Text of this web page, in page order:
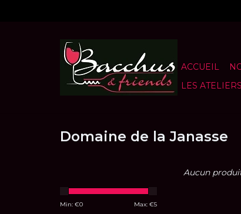
ACCUEIL
LES
Domaine de la Janasse
Min: €0 Max: €5
Aucun